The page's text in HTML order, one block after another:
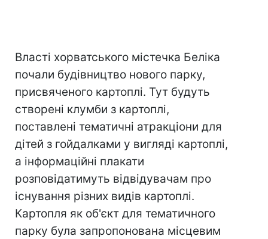
Власті хорватського містечка Беліка
почали будівництво нового парку,
присвяченого картоплі. Тут будуть
створені клумби з картоплі,
поставлені тематичні атракціони для
дітей з гойдалками у вигляді картоплі,
а інформаційні плакати
розповідатимуть відвідувачам про
існування різних видів картоплі.
Картопля як об'єкт для тематичного
парку була запропонована місцевим